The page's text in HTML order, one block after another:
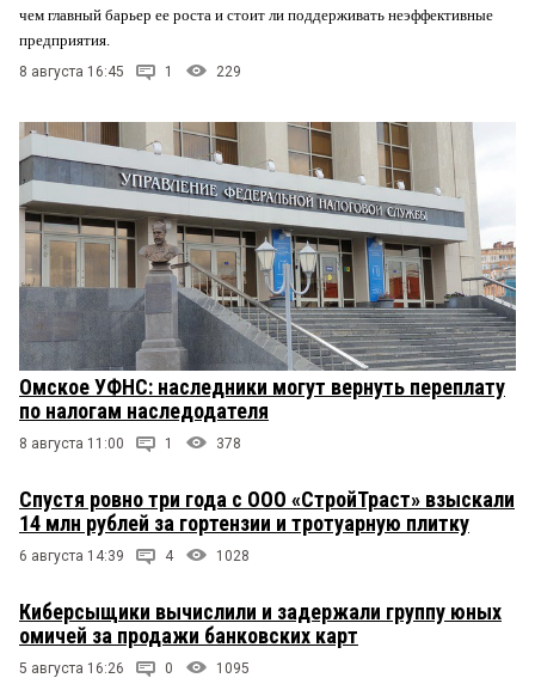
чем главный барьер ее роста и стоит ли поддерживать неэффективные
предприятия.
8 августа 16:45 1 229
Омское УФНС: наследники могут вернуть переплату
по налогам наследодателя
8 августа 11:00 1 378
Спустя ровно три года с ООО «СтройТраст» взыскали
14 млн рублей за гортензии и тротуарную плитку
6 августа 14:39 4 1028
Киберсыщики вычислили и задержали группу юных
омичей за продажи банковских карт
5 августа 16:26 0 1095